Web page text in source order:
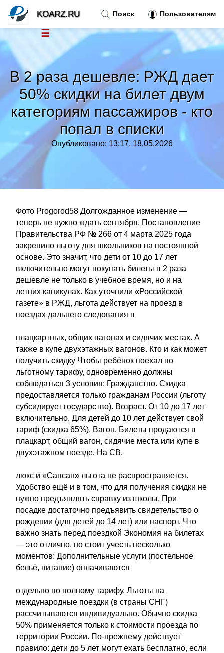
В 2 раза дешевле: РЖД дает
50% скидки на билет двум
категориям пассажиров - кто
попал в списки
Опубликовано: 13:17, 18.05.2026
Фото Progorod58 Долгожданное изменение —
теперь не нужно ждать сентября. Постановление
Правительства РФ № 266 от 4 марта 2025 года
закрепило льготу для школьников на постоянной
основе. Это значит, что дети от 10 до 17 лет
включительно могут покупать билеты в 2 раза
дешевле не только в учебное время, но и на
летних каникулах. Как уточнили «Российской
газете» в РЖД, льгота действует на проезд в
поездах дальнего следования в
плацкартных, общих вагонах и сидячих местах. А
также в купе двухэтажных вагонов. Кто и как может
получить скидку Чтобы ребёнок поехал по
льготному тарифу, одновременно должны
соблюдаться 3 условия: Гражданство. Скидка
предоставляется только гражданам России (льготу
субсидирует государство). Возраст. От 10 до 17 лет
включительно. Для детей до 10 лет действует свой
тариф (скидка 65%). Вагон. Билеты продаются в
плацкарт, общий вагон, сидячие места или купе в
двухэтажном поезде. На СВ,
люкс и «Сапсан» льгота не распространяется.
Удобство ещё и в том, что для получения скидки не
нужно предъявлять справку из школы. При
посадке достаточно предъявить свидетельство о
рождении (для детей до 14 лет) или паспорт. Что
важно знать перед поездкой Экономия на билетах
— это отлично, но стоит учесть несколько
моментов: Дополнительные услуги (постельное
бельё, питание) оплачиваются
отдельно по полному тарифу. Льготы на
международные поездки (в страны СНГ)
рассчитываются индивидуально. Обычно скидка
50% применяется только к стоимости проезда по
территории России. По-прежнему действует
правило: дети до 5 лет могут ехать бесплатно, если
Поиск Пользователям
KOARZ.RU
☰
Тренды новостей »
Рубрики»
Правила »